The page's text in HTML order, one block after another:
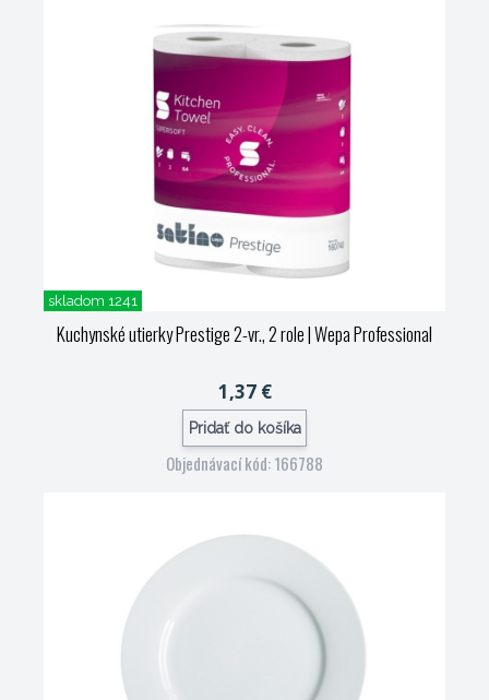
skladom 1241
Kuchynské utierky Prestige 2-vr., 2 role| Wepa Professional
1,37 €
Pridať do košíka
Objednávací kód: 166788